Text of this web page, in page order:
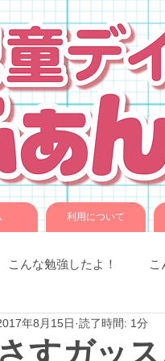
利用について
こんな勉強したよ！ こ
イベント 各種教室での
さすガッ
年8月15日 読了時間: 1分